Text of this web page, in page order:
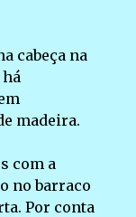
cabeça na
madeira.
com a
no barraco
Por conta